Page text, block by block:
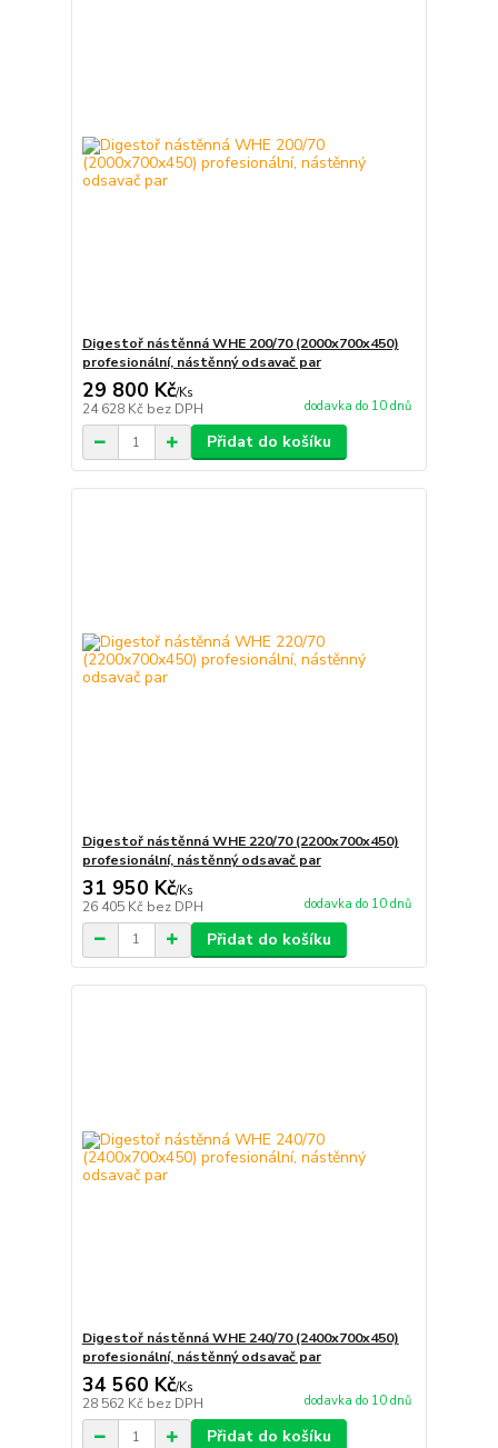
Digestoř nástěnná WHE 200/70 (2000x700x450)
profesionální, nástěnný odsavač par
29 800 Kč/Ks
24 628 Kč bez DPH dodavka do 10 dnů
Přidat do košíku
Digestoř nástěnná WHE 220/70 (2200x700x450)
profesionální, nástěnný odsavač par
31 950 Kč/Ks
26 405 Kč bez DPH dodavka do 10 dnů
Přidat do košíku
Digestoř nástěnná WHE 240/70 (2400x700x450)
profesionální, nástěnný odsavač par
34 560 Kč/Ks
28 562 Kč bez DPH dodavka do 10 dnů
Přidat do košíku